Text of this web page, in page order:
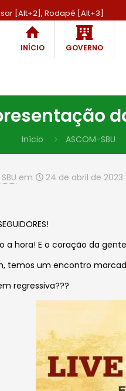
[Alt+2], Rodapé [Alt+3]
INÍCIO GOVERNO
Início ASCOM-SBU
em 24 de abril de 2023
a hora! E o coração da
temos um encontro
regressiva???